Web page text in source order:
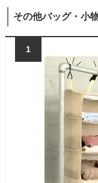
その他バッグ・小
1